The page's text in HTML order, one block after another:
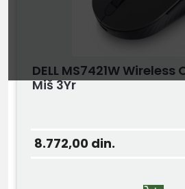
DELL MS7421W
Miš 3Yr
8.772,00 din.